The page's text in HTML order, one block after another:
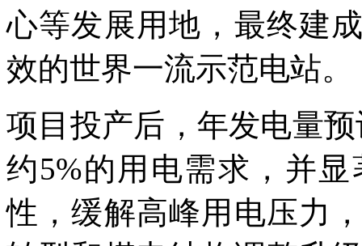
心等发展用地，最终建
效的世界一流示范电站。
项目投产后，年发电量
约5%的用电需求，并
性，缓解高峰用电压力